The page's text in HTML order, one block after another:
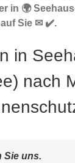
in 🌍
Sie ✉ ✔️.
in
nach
Sie uns.